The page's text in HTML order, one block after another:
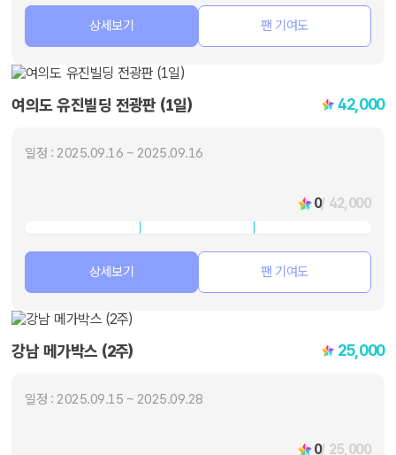
상세보기 팬 기여도
여의도 유진빌딩 전광판 (1일) 42,000
일정 : 2025.09.16 ~ 2025.09.16
0/ 42,000
상세보기 팬 기여도
강남 메가박스 (2주) 25,000
일정 : 2025.09.15 ~ 2025.09.28
0/ 25,000